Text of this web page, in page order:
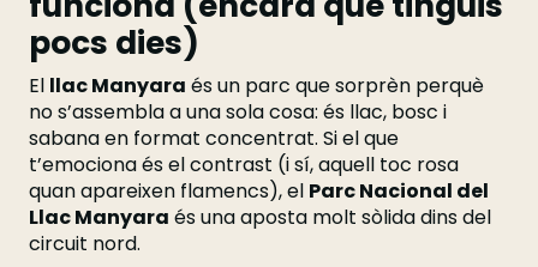
pocs dies)
El llac Manyara és un parc que sorprèn perquè
no s’assembla a una sola cosa: és llac, bosc i
sabana en format concentrat. Si el que
t’emociona és el contrast (i sí, aquell toc rosa
quan apareixen flamencs), el Parc Nacional del
Llac Manyara és una aposta molt sòlida dins del
circuit nord.